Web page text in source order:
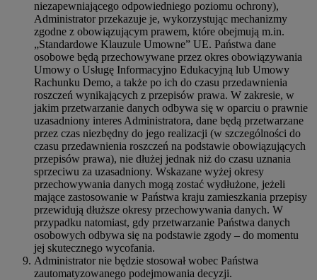
niezapewniającego odpowiedniego poziomu ochrony),
Administrator przekazuje je, wykorzystując mechanizmy
zgodne z obowiązującym prawem, które obejmują m.in.
„Standardowe Klauzule Umowne” UE. Państwa dane
osobowe będą przechowywane przez okres obowiązywania
Umowy o Usługę Informacyjno Edukacyjną lub Umowy
Rachunku Demo, a także po ich do czasu przedawnienia
roszczeń wynikających z przepisów prawa. W zakresie, w
jakim przetwarzanie danych odbywa się w oparciu o prawnie
uzasadniony interes Administratora, dane będą przetwarzane
przez czas niezbędny do jego realizacji (w szczególności do
czasu przedawnienia roszczeń na podstawie obowiązujących
przepisów prawa), nie dłużej jednak niż do czasu uznania
sprzeciwu za uzasadniony. Wskazane wyżej okresy
przechowywania danych mogą zostać wydłużone, jeżeli
mające zastosowanie w Państwa kraju zamieszkania przepisy
przewidują dłuższe okresy przechowywania danych. W
przypadku natomiast, gdy przetwarzanie Państwa danych
osobowych odbywa się na podstawie zgody – do momentu
jej skutecznego wycofania.
Administrator nie będzie stosował wobec Państwa
zautomatyzowanego podejmowania decyzji.